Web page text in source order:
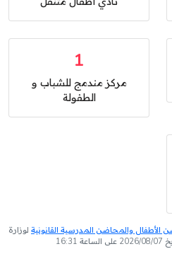
1
مركز مندمج للشباب و
الطفولة
والمحاضن المدرسية القانونية لوزارة